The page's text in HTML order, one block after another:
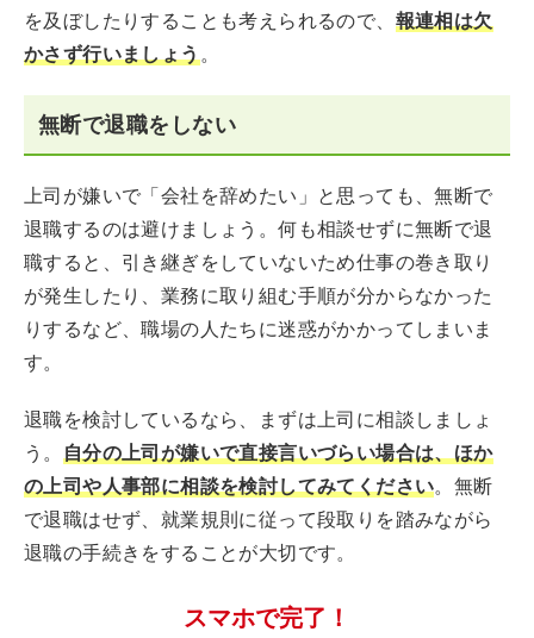
を及ぼしたりすることも考えられるので、 報連相は欠
かさず行いましょう。
無断で退職をしない
上司が嫌いで「会社を辞めたい」と思っても、無断で
退職するのは避けましょう。何も相談せずに無断で退
職すると、引き継ぎをしていないため仕事の巻き取り
が発生したり、業務に取り組む手順が分からなかった
りするなど、職場の人たちに迷惑がかかってしまいま
す。
退職を検討しているなら、まずは上司に相談しましょ
う。 自分の上司が嫌いで直接言いづらい場合は、ほか
の上司や人事部に相談を検討してみてください。無断
で退職はせず、就業規則に従って段取りを踏みながら
退職の手続きをすることが大切です。
スマホで完了！